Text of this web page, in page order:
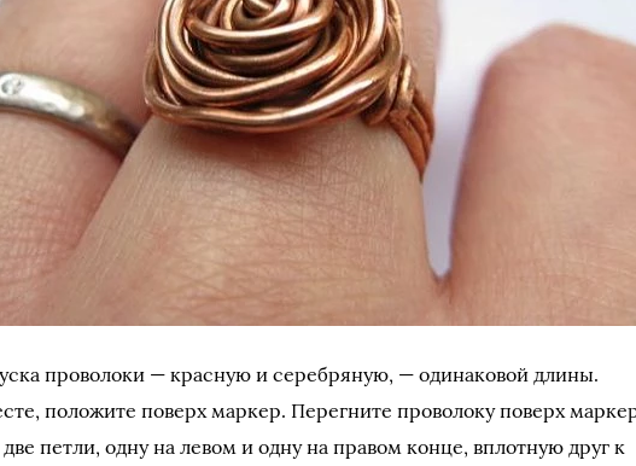
проволоки — красную и серебряную, — одинаковой длины.
положите поверх маркер. Перегните проволоку поверх
петли, одну на левом и одну на правом конце, вплотную друг к